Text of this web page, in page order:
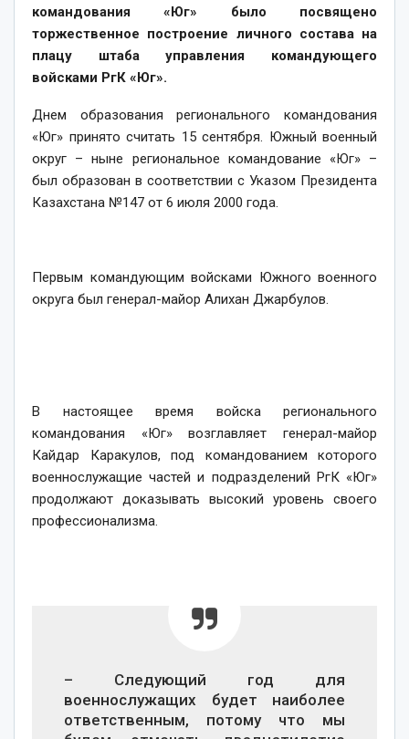
командования «Юг» было посвящено
торжественное построение личного состава на
плацу штаба управления командующего
войсками РгК «Юг».
Днем образования регионального командования
«Юг» принято считать 15 сентября. Южный военный
округ – ныне региональное командование «Юг» –
был образован в соответствии с Указом Президента
Казахстана №147 от 6 июля 2000 года.
Первым командующим войсками Южного военного
округа был генерал-майор Алихан Джарбулов.
В настоящее время войска регионального
командования «Юг» возглавляет генерал-майор
Кайдар Каракулов, под командованием которого
военнослужащие частей и подразделений РгК «Юг»
продолжают доказывать высокий уровень своего
профессионализма.
– Следующий год для
военнослужащих будет наиболее
ответственным, потому что мы